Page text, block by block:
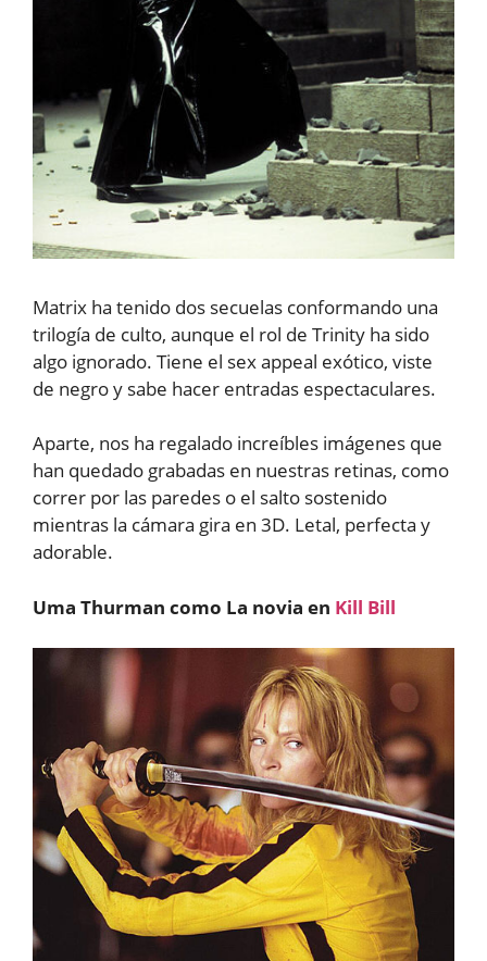
Matrix ha tenido dos secuelas conformando una
trilogía de culto, aunque el rol de Trinity ha sido
algo ignorado. Tiene el sex appeal exótico, viste
de negro y sabe hacer entradas espectaculares.
Aparte, nos ha regalado increíbles imágenes que
han quedado grabadas en nuestras retinas, como
correr por las paredes o el salto sostenido
mientras la cámara gira en 3D. Letal, perfecta y
adorable.
Uma Thurman como La novia en Kill Bill